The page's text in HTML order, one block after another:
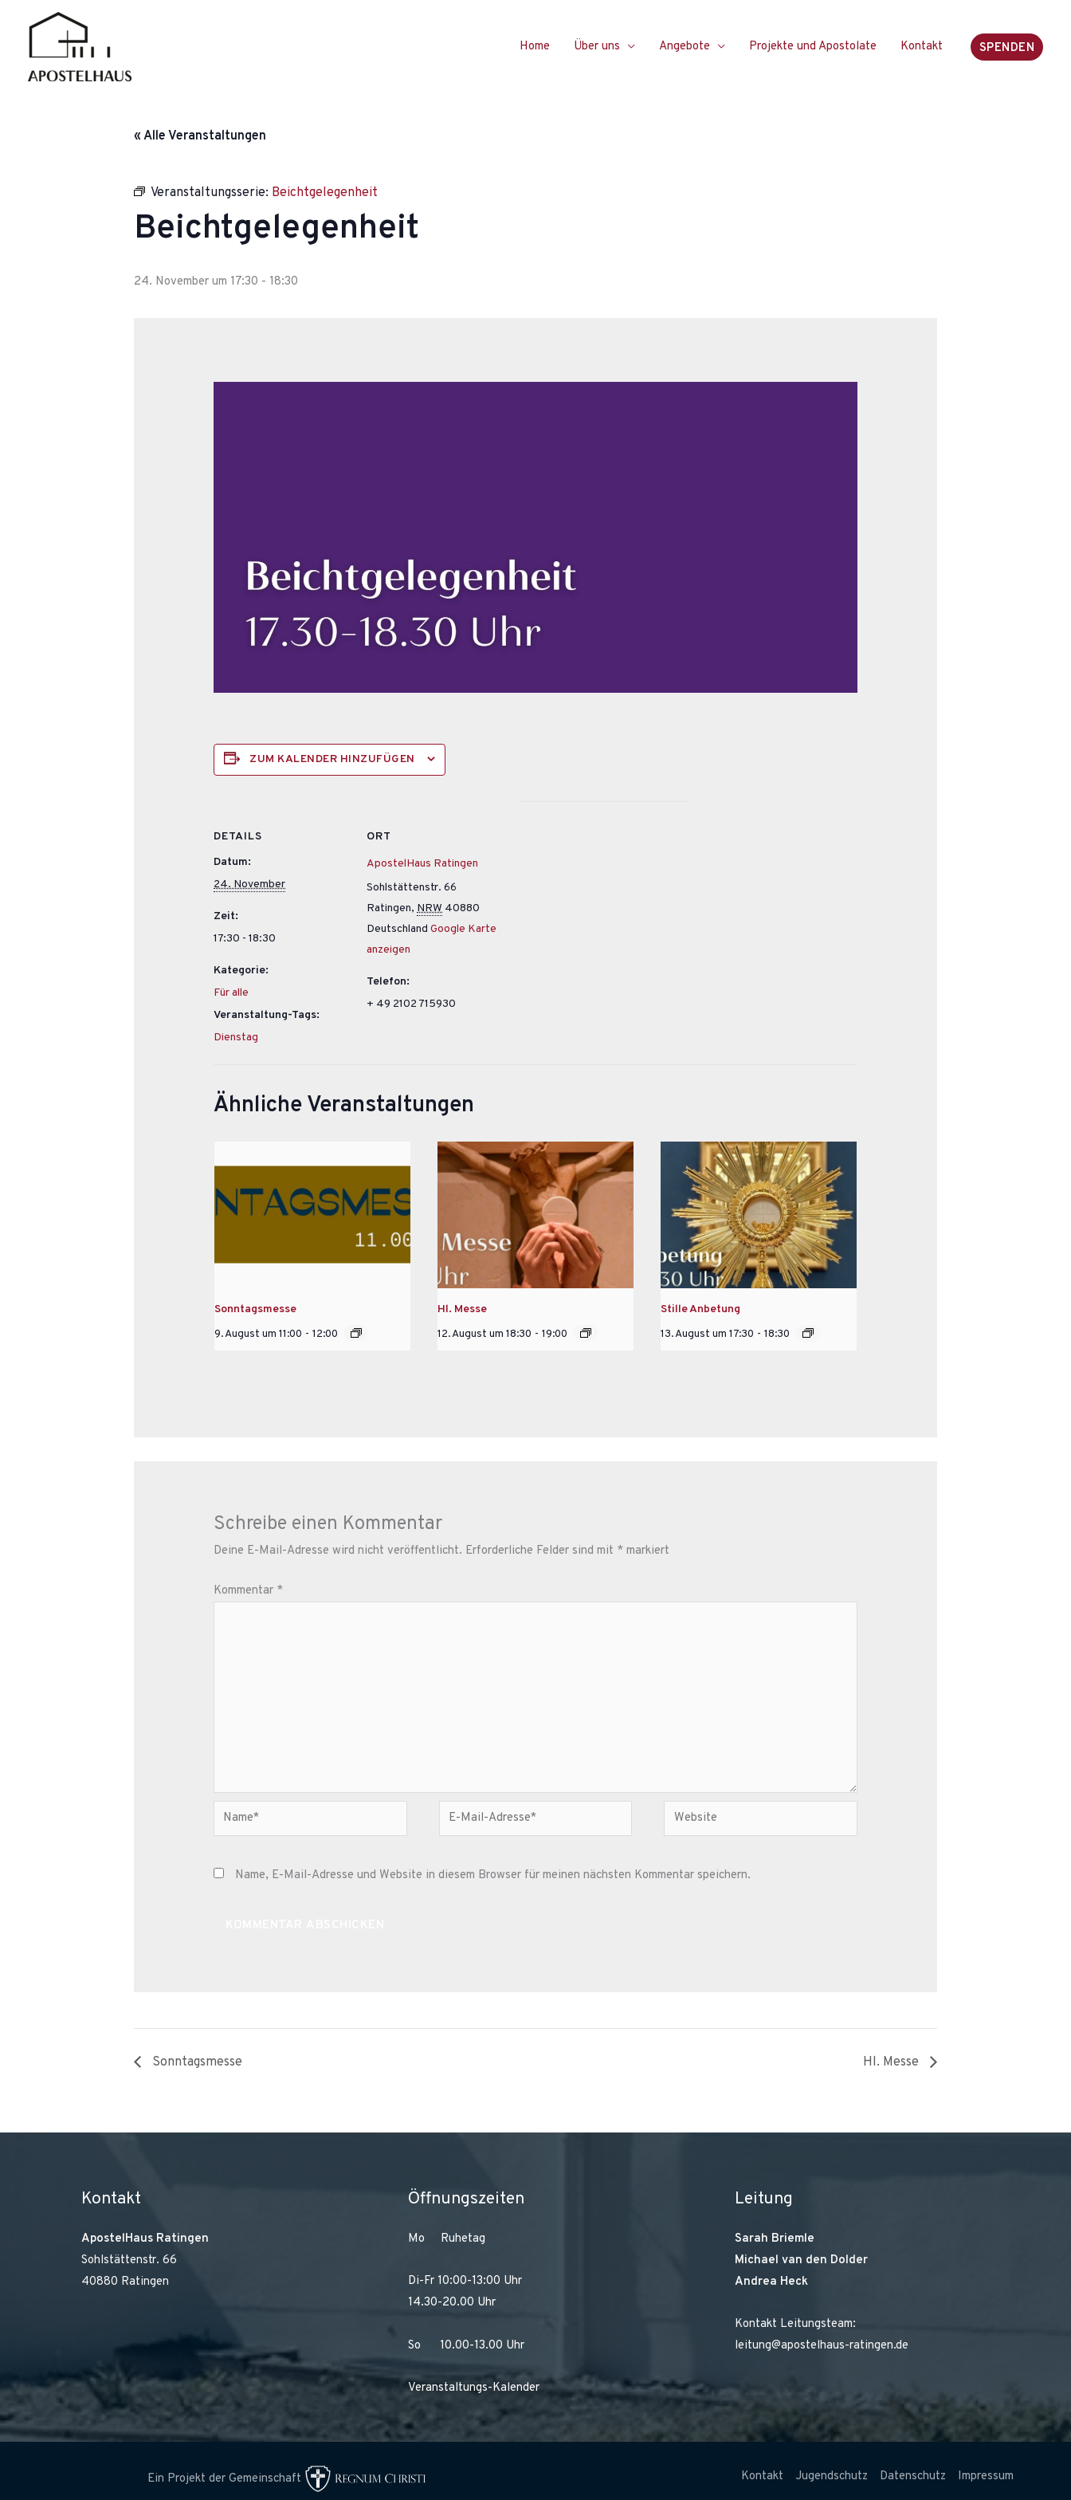
Inhalt
springen
Home Über uns Angebote Projekte und Apostolate Kontakt SPENDEN
« Alle Veranstaltungen
Veranstaltungsserie: Beichtgelegenheit
Beichtgelegenheit
24. November um 17:30 - 18:30
ZUM KALENDER HINZUFÜGEN
DETAILS
Datum:
24. November
Zeit:
17:30 - 18:30
Kategorie:
Für alle
Veranstaltung-Tags:
Dienstag
ORT
ApostelHaus Ratingen
Sohlstättenstr. 66
Ratingen, NRW 40880
Deutschland Google Karte
anzeigen
Telefon:
+ 49 2102 715930
Ähnliche Veranstaltungen
Sonntagsmesse
9. August um 11:00 - 12:00
Hl. Messe
12. August um 18:30 - 19:00
Stille Anbetung
13. August um 17:30 - 18:30
Schreibe einen Kommentar
Deine E-Mail-Adresse wird nicht veröffentlicht. Erforderliche Felder sind mit * markiert
Kommentar *
Name*
E-
Mail-
Website
Name, E-Mail-Adresse und Website in diesem Browser für meinen nächsten Kommentar speichern.
Sonntagsmesse Hl. Messe
Kontakt
ApostelHaus Ratingen
Sohlstättenstr. 66
40880 Ratingen
Öffnungszeiten
Mo Ruhetag
Di-Fr 10:00-13:00 Uhr
14.30-20.00 Uhr
So 10.00-13.00 Uhr
Veranstaltungs-Kalender
Leitung
Sarah Briemle
Michael van den Dolder
Andrea Heck
Kontakt Leitungsteam:
leitung@apostelhaus-ratingen.de
Ein Projekt der Gemeinschaft Kontakt Jugendschutz Datenschutz Impressum